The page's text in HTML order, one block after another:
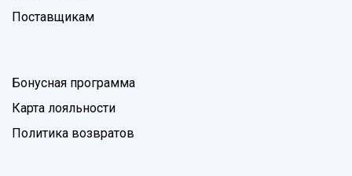
Поставщикам
Бонусная программа
Карта лояльности
Политика возвратов